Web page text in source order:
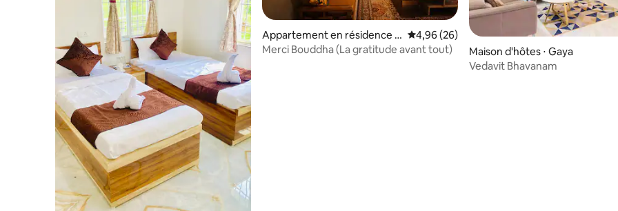
Appartement en résidence ⋅
Bodh Gaya
Évaluation moyenne sur la base de 26
4,96 (26)
Merci Bouddha (La gratitude avant tout)
Maison d'hôtes ⋅ Gaya
Vedavit Bhavanam